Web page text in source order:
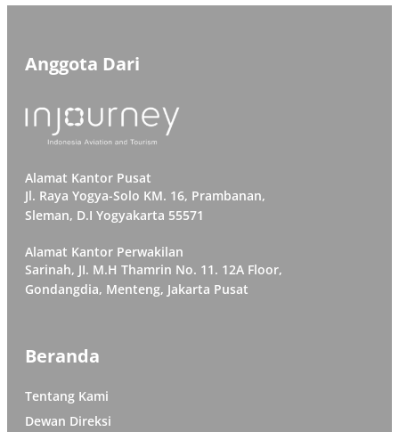
Anggota Dari
Alamat Kantor Pusat
Jl. Raya Yogya-Solo KM. 16, Prambanan,
Sleman, D.I Yogyakarta 55571
Alamat Kantor Perwakilan
Sarinah, JI. M.H Thamrin No. 11. 12A Floor,
Gondangdia, Menteng, Jakarta Pusat
Beranda
Tentang Kami
Dewan Direksi